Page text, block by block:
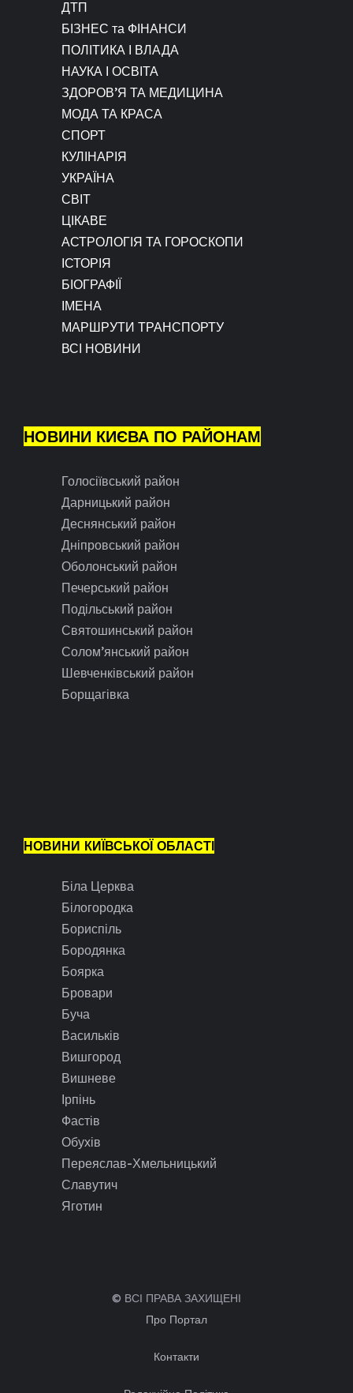
ДТП
БІЗНЕС та ФІНАНСИ
ПОЛІТИКА І ВЛАДА
НАУКА І ОСВІТА
ЗДОРОВ’Я ТА МЕДИЦИНА
МОДА ТА КРАСА
СПОРТ
КУЛІНАРІЯ
УКРАЇНА
СВІТ
ЦІКАВЕ
АСТРОЛОГІЯ ТА ГОРОСКОПИ
ІСТОРІЯ
БІОГРАФІЇ
ІМЕНА
МАРШРУТИ ТРАНСПОРТУ
ВСІ НОВИНИ
НОВИНИ КИЄВА ПО РАЙОНАМ
Голосіївський район
Дарницький район
Деснянський район
Дніпровський район
Оболонський район
Печерський район
Подільський район
Святошинський район
Солом’янський район
Шевченківський район
Борщагівка
НОВИНИ КИЇВСЬКОЇ ОБЛАСТІ
Біла Церква
Білогородка
Бориспіль
Бородянка
Боярка
Бровари
Буча
Васильків
Вишгород
Вишневе
Ірпінь
Фастів
Обухів
Переяслав-Хмельницький
Славутич
Яготин
© ВСІ ПРАВА ЗАХИЩЕНІ
Про Портал
Контакти